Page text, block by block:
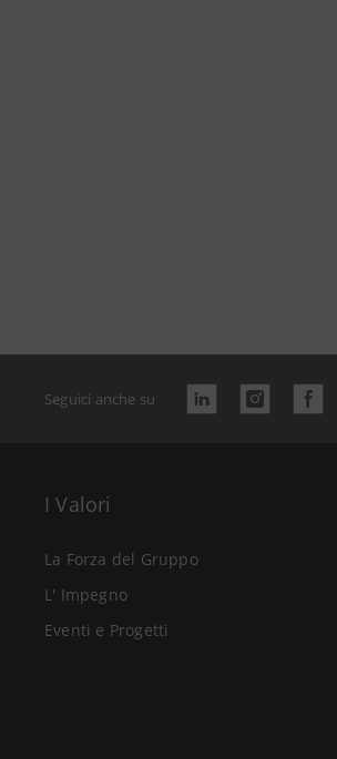
Seguici anche su
I Valori
La Forza del Gruppo
L' Impegno
Eventi e Progetti